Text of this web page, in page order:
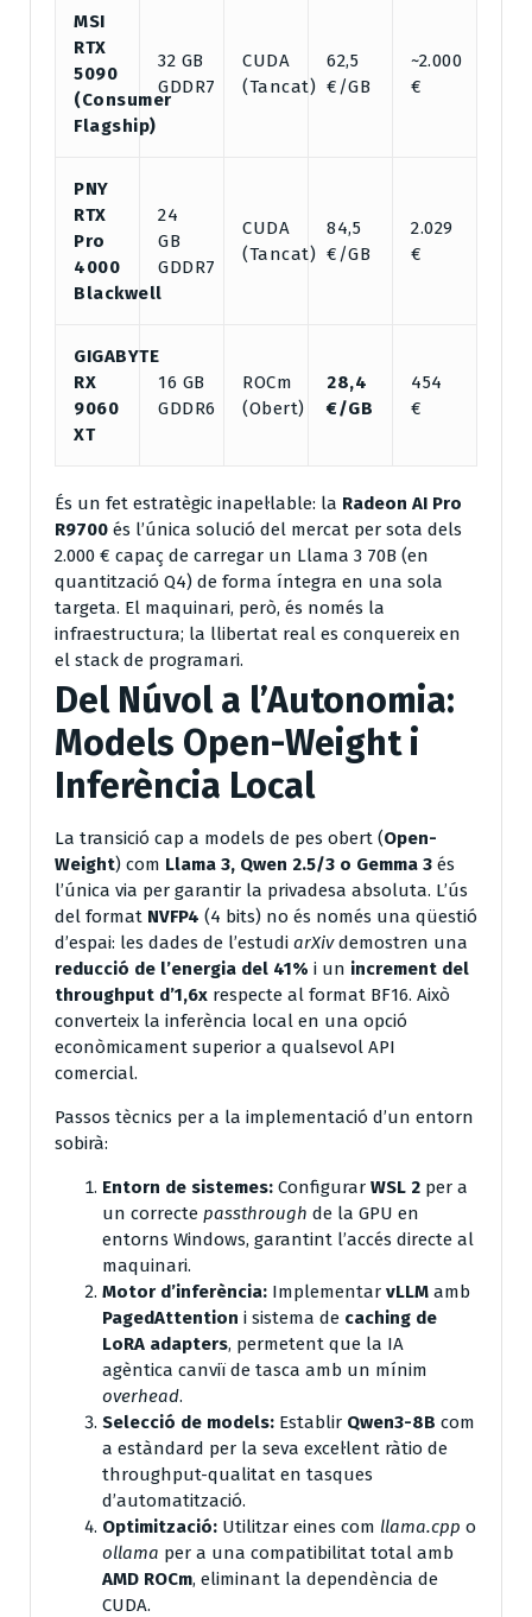
MSI
RTX
5090
(Consumer
Flagship)
32 GB
GDDR7
CUDA
(Tancat)
62,5
€/GB
~2.000
€
PNY
RTX
Pro
4000
Blackwell
24
GB
GDDR7
CUDA
(Tancat)
84,5
€/GB
2.029
€
GIGABYTE
RX
9060
XT
16 GB
GDDR6
ROCm
(Obert)
28,4
€/GB
454
€
És un fet estratègic inapel·lable: la Radeon AI Pro
R9700 és l’única solució del mercat per sota dels
2.000 € capaç de carregar un Llama 3 70B (en
quantització Q4) de forma íntegra en una sola
targeta. El maquinari, però, és només la
infraestructura; la llibertat real es conquereix en
el stack de programari.
Del Núvol a l’Autonomia:
Models Open-Weight i
Inferència Local
La transició cap a models de pes obert (Open-
Weight) com Llama 3, Qwen 2.5/3 o Gemma 3 és
l’única via per garantir la privadesa absoluta. L’ús
del format NVFP4 (4 bits) no és només una qüestió
d’espai: les dades de l’estudi arXivdemostren una
reducció de l’energia del 41% i un increment del
throughput d’1,6x respecte al format BF16. Això
converteix la inferència local en una opció
econòmicament superior a qualsevol API
comercial.
Passos tècnics per a la implementació d’un entorn
sobirà:
Entorn de sistemes: Configurar WSL 2 per a
un correcte passthrough de la GPU en
entorns Windows, garantint l’accés directe al
maquinari.
Motor d’inferència: Implementar vLLM amb
PagedAttention i sistema de caching de
LoRA adapters, permetent que la IA
agèntica canviï de tasca amb un mínim
overhead.
Selecció de models: Establir Qwen3-8B com
a estàndard per la seva excel·lent ràtio de
throughput-qualitat en tasques
d’automatització.
Optimització: Utilitzar eines com llama.cpp o
ollama per a una compatibilitat total amb
AMD ROCm, eliminant la dependència de
CUDA.